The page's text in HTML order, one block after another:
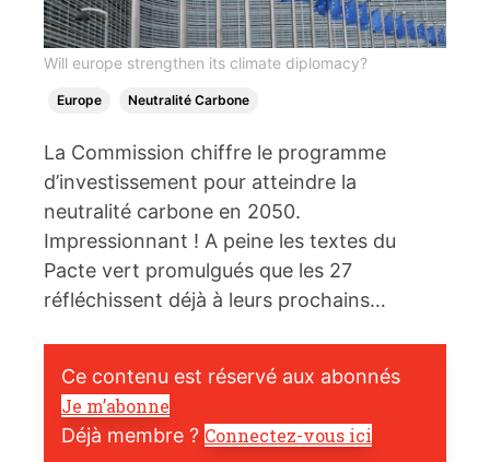
Will europe strengthen its climate diplomacy?
Europe Neutralité Carbone
La Commission chiffre le programme
d’investissement pour atteindre la
neutralité carbone en 2050.
Impressionnant ! A peine les textes du
Pacte vert promulgués que les 27
réfléchissent déjà à leurs prochains…
Ce contenu est réservé aux abonnés
Je m’abonne
Déjà membre ? Connectez-vous ici